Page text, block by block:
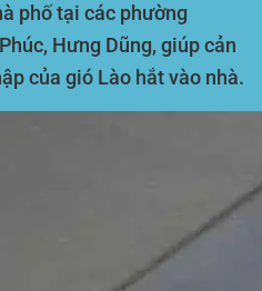
phố tại các phường
Hưng Dũng, giúp cản
của gió Lào hắt vào nhà.